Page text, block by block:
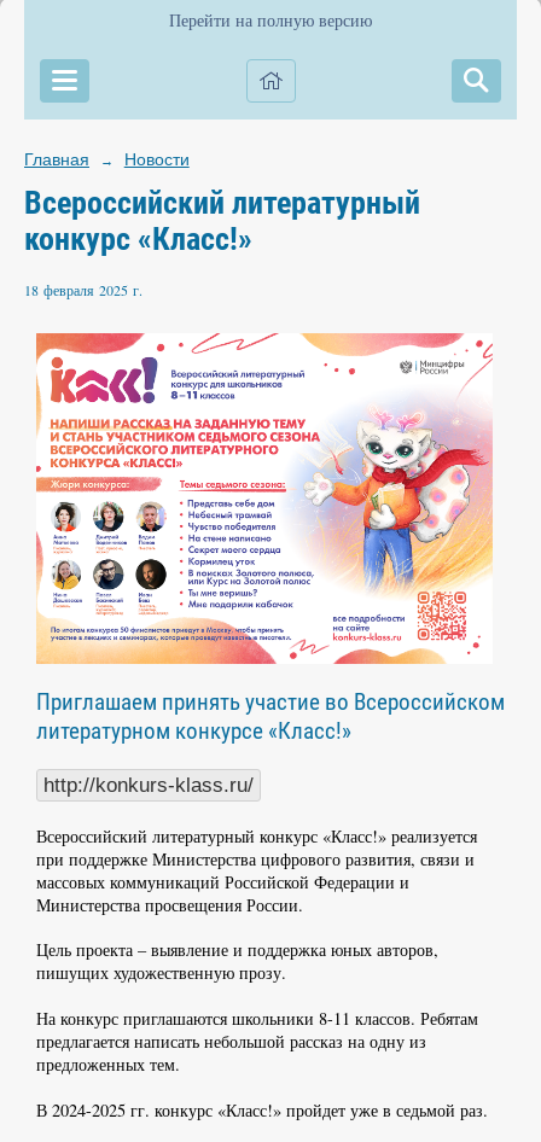
Перейти на полную версию
Главная → Новости
Всероссийский литературный
конкурс «Класс!»
18 февраля 2025 г.
Приглашаем принять участие во Всероссийском
литературном конкурсе «Класс!»
http://konkurs-klass.ru/
Всероссийский литературный конкурс «Класс!» реализуется
при поддержке Министерства цифрового развития, связи и
массовых коммуникаций Российской Федерации и
Министерства просвещения России.
Цель проекта – выявление и поддержка юных авторов,
пишущих художественную прозу.
На конкурс приглашаются школьники 8-11 классов. Ребятам
предлагается написать небольшой рассказ на одну из
предложенных тем.
В 2024-2025 гг. конкурс «Класс!» пройдет уже в седьмой раз.